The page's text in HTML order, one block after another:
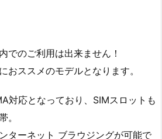
でのご利用は出来ません！
おススメのモデルとなります。
対応となっており、SIMスロットも
。
ターネット ブラウジングが可能で